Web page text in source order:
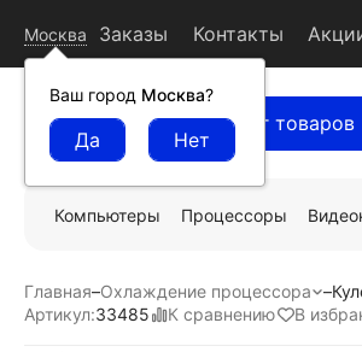
Москва
Ваш город Москва?
Заказы Контакты
Каталог товаров
Компьютеры Процессоры
Главная–Охлаждение процессора –
Артикул:33485 К сравнению В